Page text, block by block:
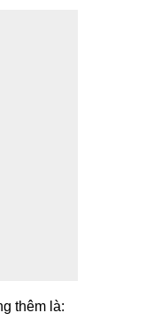
thêm là: